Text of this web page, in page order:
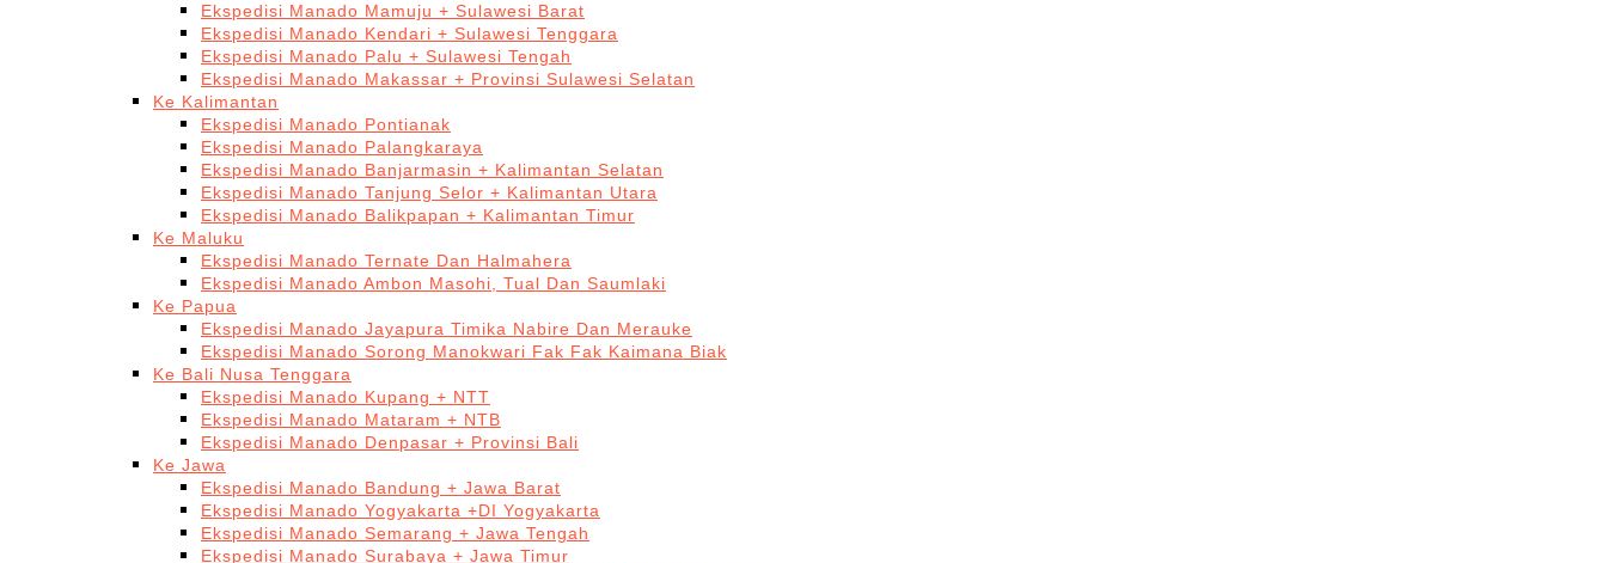
Ekspedisi Manado Mamuju + Sulawesi Barat
Ekspedisi Manado Kendari + Sulawesi Tenggara
Ekspedisi Manado Palu + Sulawesi Tengah
Ekspedisi Manado Makassar + Provinsi Sulawesi Selatan
Ke Kalimantan
Ekspedisi Manado Pontianak
Ekspedisi Manado Palangkaraya
Ekspedisi Manado Banjarmasin + Kalimantan Selatan
Ekspedisi Manado Tanjung Selor + Kalimantan Utara
Ekspedisi Manado Balikpapan + Kalimantan Timur
Ke Maluku
Ekspedisi Manado Ternate Dan Halmahera
Ekspedisi Manado Ambon Masohi, Tual Dan Saumlaki
Ke Papua
Ekspedisi Manado Jayapura Timika Nabire Dan Merauke
Ekspedisi Manado Sorong Manokwari Fak Fak Kaimana Biak
Ke Bali Nusa Tenggara
Ekspedisi Manado Kupang + NTT
Ekspedisi Manado Mataram + NTB
Ekspedisi Manado Denpasar + Provinsi Bali
Ke Jawa
Ekspedisi Manado Bandung + Jawa Barat
Ekspedisi Manado Yogyakarta +DI Yogyakarta
Ekspedisi Manado Semarang + Jawa Tengah
Ekspedisi Manado Surabaya + Jawa Timur